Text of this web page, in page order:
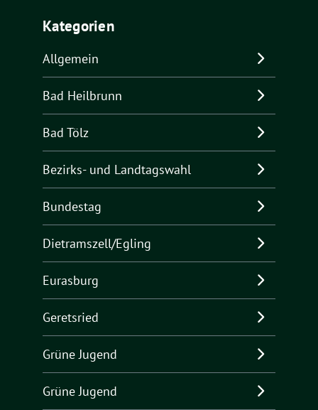
Kategorien
Allgemein
Bad Heilbrunn
Bad Tölz
Bezirks- und Landtagswahl
Bundestag
Dietramszell/Egling
Eurasburg
Geretsried
Grüne Jugend
Grüne Jugend